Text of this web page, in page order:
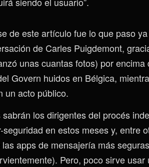
de este artículo fue lo que paso
de Carles Puigdemont,
unas cuantas fotos) por
Govern huidos en Bélgica,
un acto público.
los dirigentes del procés
seguridad en estos meses y, entre
apps de mensajería más
Pero, poco sirve